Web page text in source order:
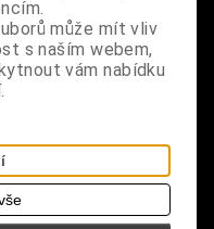
může mít vliv
s naším webem,
vám nabídku